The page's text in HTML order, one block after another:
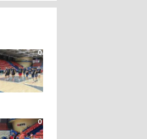
0
0